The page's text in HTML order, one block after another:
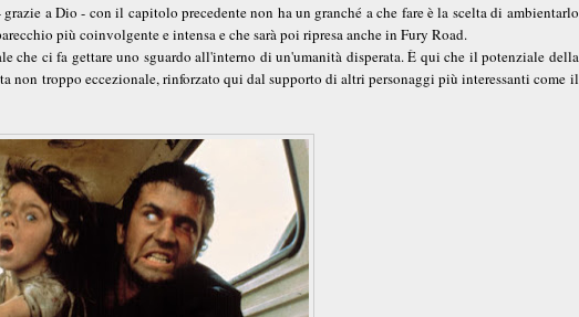
a Dio - con il capitolo precedente non ha un granché a che fare è la scelta di ambientarlo
più coinvolgente e intensa e che sarà poi ripresa anche in Fury Road.
che ci fa gettare uno sguardo all'interno di un'umanità disperata. È qui che il potenziale della
non troppo eccezionale, rinforzato qui dal supporto di altri personaggi più interessanti come il